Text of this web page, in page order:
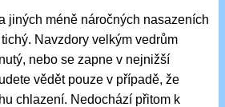
jiných méně náročných nasazeních
Navzdory velkým vedrům
nebo se zapne v nejnižší
vědět pouze v případě, že
chlazení. Nedochází přitom k